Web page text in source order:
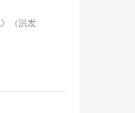
（洪发